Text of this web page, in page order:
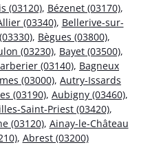
(03120), Bézenet (03170),
(03340), Bellerive-sur-
, Bègues (03800),
(03230), Bayet (03500),
(03140), Bagneux
(03000), Autry-Issards
(03190), Aubigny (03460),
Saint-Priest (03420),
(03120), Ainay-le-Château
, Abrest (03200)